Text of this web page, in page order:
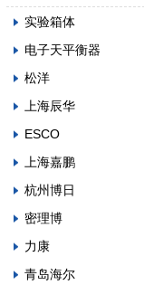
实验箱体
电子天平衡器
松洋
上海辰华
ESCO
上海嘉鹏
杭州博日
密理博
力康
青岛海尔